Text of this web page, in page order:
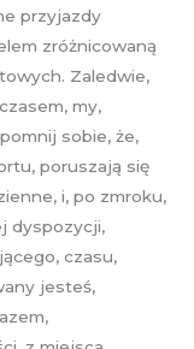
przyjazdy
zróżnicowaną
Zaledwie,
my,
sobie, że,
poruszają się
i, po zmroku,
dyspozycji,
czasu,
jesteś,